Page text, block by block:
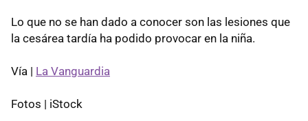
Lo que no se han dado a conocer son las lesiones que
la cesárea tardía ha podido provocar en la niña.
Vía | La Vanguardia
Fotos | iStock